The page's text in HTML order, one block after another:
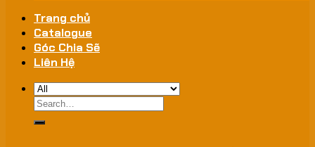
Trang chủ
Catalogue
Góc Chia Sẽ
Liên Hệ
Search
for: